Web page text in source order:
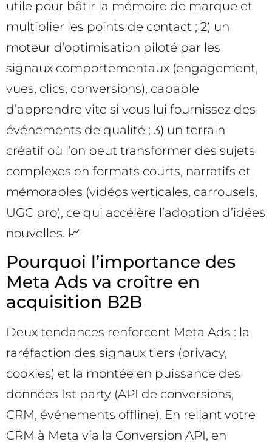
utile pour bâtir la mémoire de marque et
multiplier les points de contact ; 2) un
moteur d’optimisation piloté par les
signaux comportementaux (engagement,
vues, clics, conversions), capable
d’apprendre vite si vous lui fournissez des
événements de qualité ; 3) un terrain
créatif où l’on peut transformer des sujets
complexes en formats courts, narratifs et
mémorables (vidéos verticales, carrousels,
UGC pro), ce qui accélère l’adoption d’idées
nouvelles. 📈
Pourquoi l’importance des
Meta Ads va croître en
acquisition B2B
Deux tendances renforcent Meta Ads : la
raréfaction des signaux tiers (privacy,
cookies) et la montée en puissance des
données 1st party (API de conversions,
CRM, événements offline). En reliant votre
CRM à Meta via la Conversion API, en